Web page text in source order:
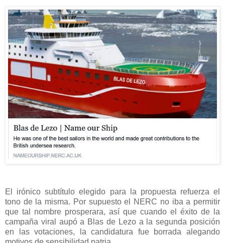
El irónico subtítulo elegido para la propuesta refuerza el
tono de la misma. Por supuesto el NERC no iba a permitir
que tal nombre prosperara, así que cuando el éxito de la
campaña viral aupó a Blas de Lezo a la segunda posición
en las votaciones, la candidatura fue borrada alegando